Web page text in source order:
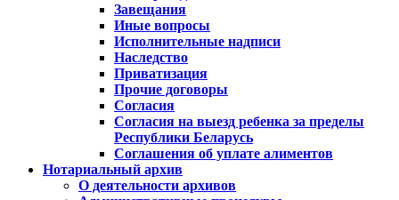
Завещания
Иные вопросы
Исполнительные надписи
Наследство
Приватизация
Прочие договоры
Согласия
Согласия на выезд ребенка за пределы
Республики Беларусь
Соглашения об уплате алиментов
Нотариальный архив
О деятельности архивов